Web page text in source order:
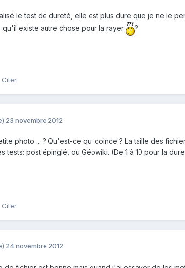
le test de dureté, elle est plus dure que je ne le
qu'il existe autre chose pour la rayer
?
Citer
23 novembre 2012
photo ... ? Qu'est-ce qui coince ? La taille des
tests: post épinglé, ou Géowiki. (De 1 à 10 pour la
Citer
24 novembre 2012